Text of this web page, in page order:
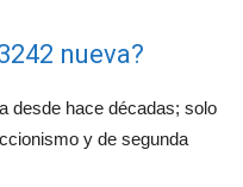
nueva?
desde hace décadas; solo
y de segunda